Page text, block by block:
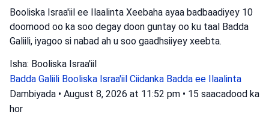
Booliska Israa'iil ee Ilaalinta Xeebaha ayaa badbaadiyey 10
doomood oo ka soo degay doon guntay oo ku taal Badda
Galiili, iyagoo si nabad ah u soo gaadhsiiyey xeebta.
Isha: Booliska Israa'iil
Badda Galiili Booliska Israa'iil Ciidanka Badda ee Ilaalinta
Dambiyada • August 8, 2026 at 11:52 pm • 15 saacadood ka
hor